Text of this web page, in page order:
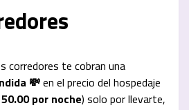
corredores te cobran una
💸en el precio del hospedaje
por noche) solo por llevarte,